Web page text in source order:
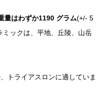
量はわずか1190 グラム(+/- 5
ックは、平地、丘陵、山岳
トライアスロンに適していま